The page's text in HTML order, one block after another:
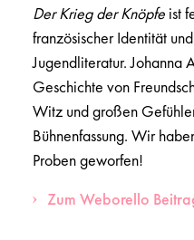
Der Krieg der Knöpfe ist
französischer Identität
Jugendliteratur. Johanna
Geschichte von
Witz und großen
Bühnenfassung. Wir
Proben geworfen!
Zum Weborello